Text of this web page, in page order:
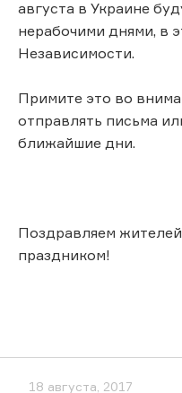
августа в Украине
нерабочими днями, в
Независимости.
Примите это во
отправлять письма
ближайшие дни.
Поздравляем
праздником!
18 августа, 2017